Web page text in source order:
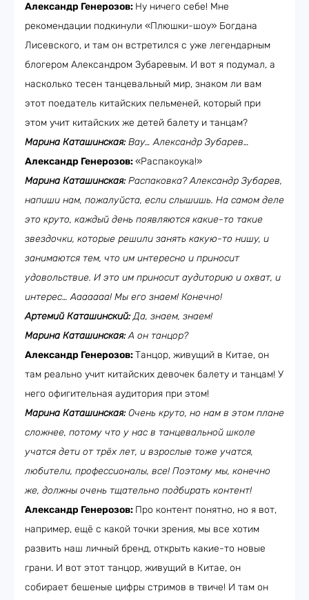
Александр Генерозов: Ну ничего себе! Мне
рекомендации подкинули «Плюшки-шоу» Богдана
Лисевского, и там он встретился с уже легендарным
блогером Александром Зубаревым. И вот я подумал, а
насколько тесен танцевальный мир, знаком ли вам
этот поедатель китайских пельменей, который при
этом учит китайских же детей балету и танцам?
Марина Каташинская:Вау… Александр Зубарев…
Александр Генерозов:«Распакоука!»
Марина Каташинская:Распаковка? Александр Зубарев,
напиши нам, пожалуйста, если слышишь. На самом деле
это круто, каждый день появляются какие-то такие
звездочки, которые решили занять какую-то нишу, и
занимаются тем, что им интересно и приносит
удовольствие. И это им приносит аудиторию и охват, и
интерес… Ааааааа! Мы его знаем! Конечно!
Артемий Каташинский:Да, знаем, знаем!
Марина Каташинская:А он танцор?
Александр Генерозов:Танцор, живущий в Китае, он
там реально учит китайских девочек балету и танцам! У
него офигительная аудитория при этом!
Марина Каташинская:Очень круто, но нам в этом плане
сложнее, потому что у нас в танцевальной школе
учатся дети от трёх лет, и взрослые тоже учатся,
любители, профессионалы, все! Поэтому мы, конечно
же, должны очень тщательно подбирать контент!
Александр Генерозов: Про контент понятно, но я вот,
например, ещё с какой точки зрения, мы все хотим
развить наш личный бренд, открыть какие-то новые
грани. И вот этот танцор, живущий в Китае, он
собирает бешеные цифры стримов в твиче! И там он